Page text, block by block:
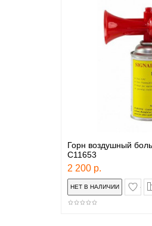
Горн воздушный
C11653
2 200 р.
в